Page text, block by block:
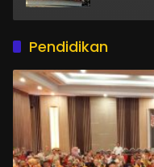
Pendidikan